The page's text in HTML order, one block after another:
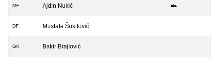
MF Ajdin Nukić
DF Mustafa Šukilović
GK Bakir Brajlović